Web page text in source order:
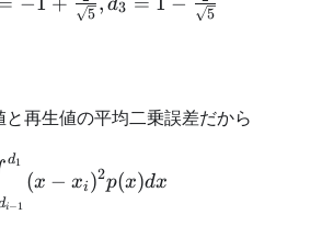
5 3 5
再生値の平均二乗誤差だから
\int_{d_{i-1}}^{d_1}(x -
i−1
d1
(x − xi )2p(x)dx